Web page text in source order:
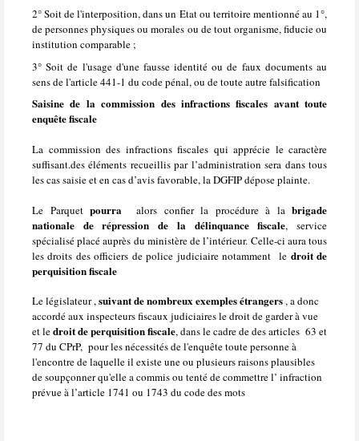
2° Soit de l'interposition, dans un Etat ou territoire mentionné au 1°,
de personnes physiques ou morales ou de tout organisme, fiducie ou
institution comparable ;
3° Soit de l'usage d'une fausse identité ou de faux documents au
sens de l'article 441-1 du code pénal, ou de toute autre falsification
Saisine de la commission des infractions fiscales avant toute
enquête fiscale
La commission des infractions fiscales qui apprécie le caractère
suffisant.des éléments recueillis par l’administration sera dans tous
les cas saisie et en cas d’avis favorable, la DGFIP dépose plainte.
Le Parquet pourra alors confier la procédure à la brigade
nationale de répression de la délinquance fiscale, service
spécialisé placé auprès du ministère de l’intérieur. Celle-ci aura tous
les droits des officiers de police judiciaire notamment le droit de
perquisition fiscale
Le législateur ,suivant de nombreux exemples étrangers, a donc
accordé aux inspecteurs fiscaux judiciaires le droit de garder à vue
etledroit de perquisition fiscale, dans le cadre de des articles 63 et
77 du CPrP, pour les nécessités de l'enquête toute personne à
l'encontre de laquelle il existe une ou plusieurs raisons plausibles
de soupçonner qu'elle a commis ou tenté de commettre l’ infraction
prévue à l’article 1741 ou 1743 du code des mots